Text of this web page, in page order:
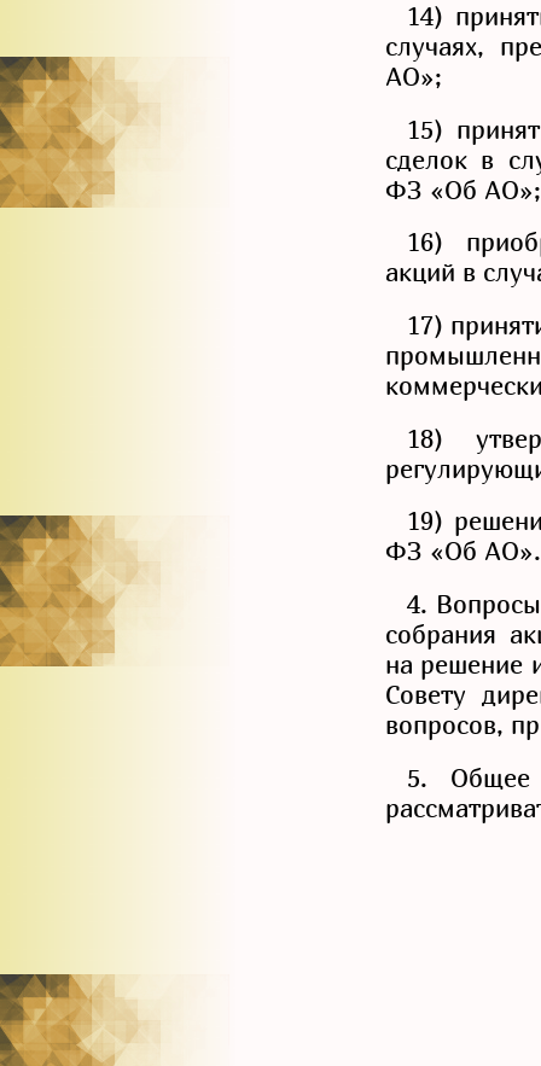
14)
случаях,
АО»;
15)
сделок в
ФЗ «Об АО»;
16)
акций в
17)
18)
19)
ФЗ «Об АО».
4.
собрания
на решение
Совету
вопросов,
5. Общее